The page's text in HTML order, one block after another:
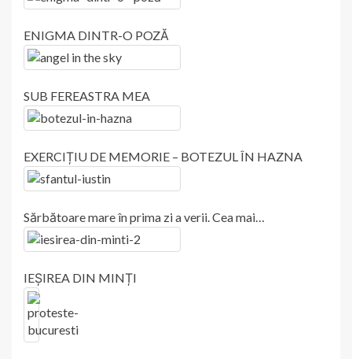
ENIGMA DINTR-O POZĂ
SUB FEREASTRA MEA
EXERCIȚIU DE MEMORIE – BOTEZUL ÎN HAZNA
Sărbătoare mare în prima zi a verii. Cea mai…
IEȘIREA DIN MINȚI